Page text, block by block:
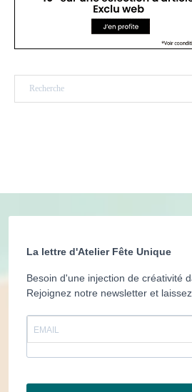
La lettre d'Atelier Fête Unique
Besoin d'une injection de créativité
Rejoignez notre newsletter et